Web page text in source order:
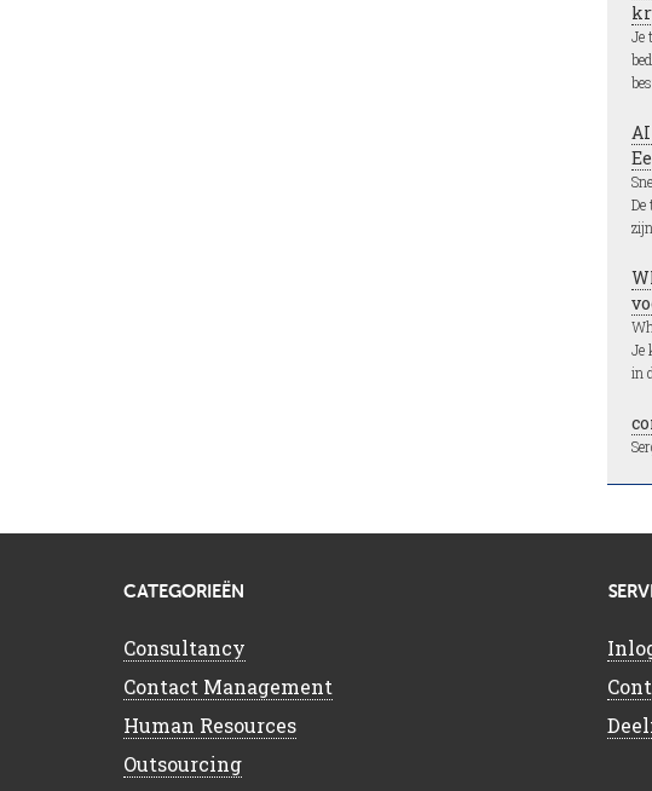
Je
Je
in
CATEGORIEËN
Consultancy
Contact Management
Human Resources
Outsourcing